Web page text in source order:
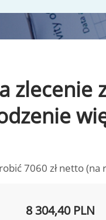
zlecenie
7060 zł netto (na
8 304,40 PLN